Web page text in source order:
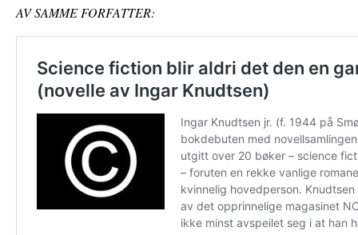
AV SAMME FORFATTER: